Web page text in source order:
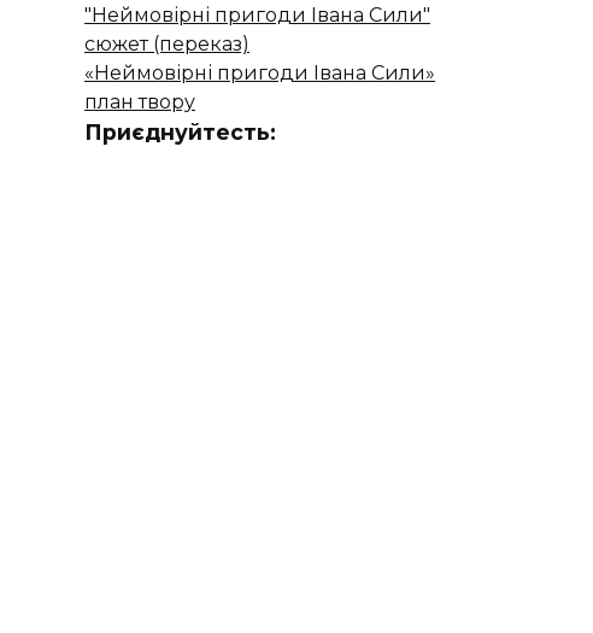
"Неймовірні пригоди Івана Сили"
сюжет (переказ)
«Неймовірні пригоди Івана Сили»
план твору
Приєднуйтесть: